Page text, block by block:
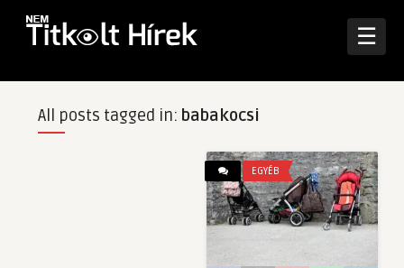
☰
All posts tagged in: babakocsi
EGYÉB